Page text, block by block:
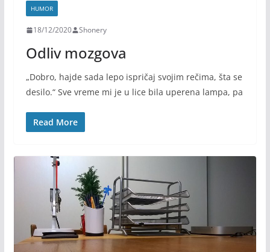
HUMOR
18/12/2020 Shonery
Odliv mozgova
„Dobro, hajde sada lepo ispričaj svojim rečima, šta se
desilo.“ Sve vreme mi je u lice bila uperena lampa, pa
Read More